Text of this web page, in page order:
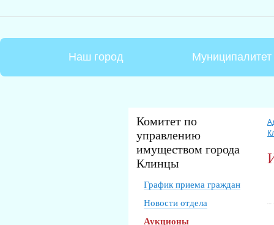
Наш город Муниципалитет
Комитет по
управлению
имуществом города
Клинцы
График приема граждан
Новости отдела
Аукционы